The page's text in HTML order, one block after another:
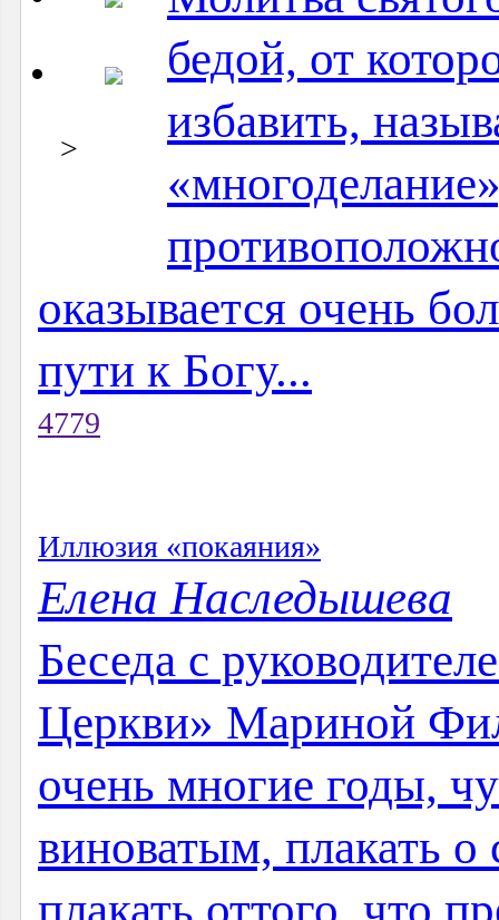
>
бедой, от
избавить,
оказывается очень
пути к Богу...
4779
Иллюзия «покаяния»
Елена Наследышева
Беседа с
Церкви» Мариной
очень многие годы,
виноватым, плакать о
плакать оттого, что